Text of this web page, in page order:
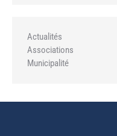
Actualités
Associations
Municipalité